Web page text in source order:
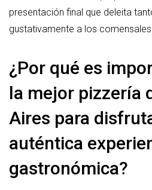
presentación final que deleita
gustativamente a los
¿Por qué es
la mejor pizzería
Aires para
auténtica
gastronómica?